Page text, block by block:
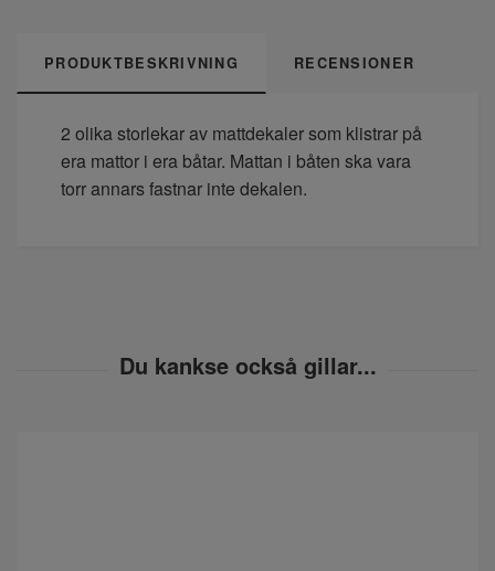
PRODUKTBESKRIVNING RECENSIONER
2 olika storlekar av mattdekaler som klistrar på
era mattor i era båtar. Mattan i båten ska vara
torr annars fastnar inte dekalen.